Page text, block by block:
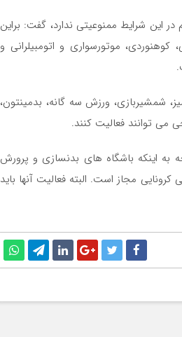
این شرایط ممنوعیتی ندارد، گفت: براین
کوهنوردی، موتورسواری و اتومبیلرانی و
شمشیربازی، ورزش سه گانه، بدمینتون،
می توانند فعالیت کنند.
اینکه باشگاه های بدنسازی و پرورش
مجاز است. البته فعالیت آنها باید